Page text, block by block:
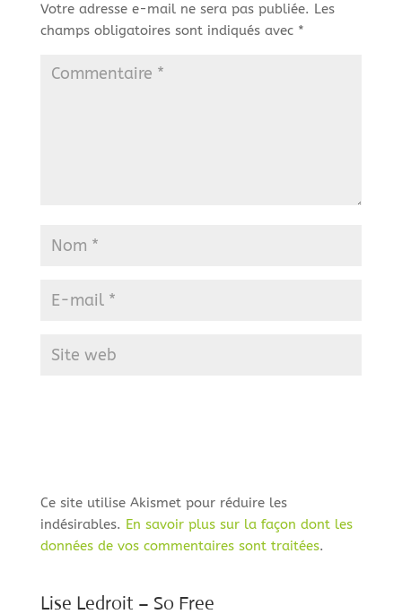
Votre adresse e-mail ne sera pas publiée. Les
champs obligatoires sont indiqués avec *
Ce site utilise Akismet pour réduire les
indésirables. En savoir plus sur la façon dont les
données de vos commentaires sont traitées.
Lise Ledroit – So Free